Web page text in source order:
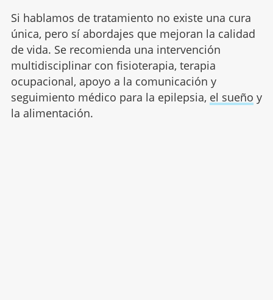
Si hablamos de tratamiento no existe una cura
única, pero sí abordajes que mejoran la calidad
de vida. Se recomienda una intervención
multidisciplinar con fisioterapia, terapia
ocupacional, apoyo a la comunicación y
seguimiento médico para la epilepsia, el sueño y
la alimentación.